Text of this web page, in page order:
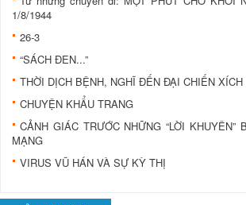
1/8/1944
26-3
“SÁCH ĐEN...”
THỜI DỊCH BỆNH, NGHĨ ĐẾN ĐẠI CHIẾN XÍCH
CHUYỆN KHẨU TRANG
CẢNH GIÁC TRƯỚC NHỮNG “LỜI KHUYÊN”
MẠNG
VIRUS VŨ HÁN VÀ SỰ KỲ THỊ